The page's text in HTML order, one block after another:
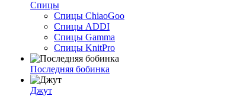
Спицы
Спицы ChiaoGoo
Спицы ADDI
Спицы Gamma
Спицы KnitPro
Последняя бобинка
Джут